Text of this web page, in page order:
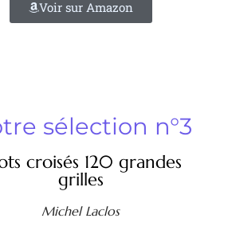
Voir sur Amazon
sélection n°3
croisés 120 grandes
grilles
Michel Laclos